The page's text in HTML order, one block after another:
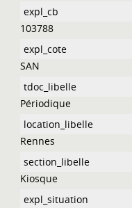
103788
SAN
Périodique
Rennes
Kiosque